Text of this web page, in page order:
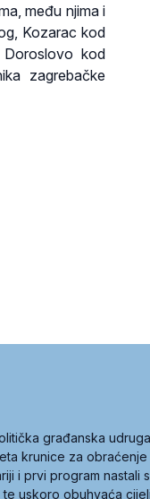
među njima i
Kozarac kod
kod
zagrebačke
građanska
krunice za
i prvi program nastali
uskoro obuhvaća